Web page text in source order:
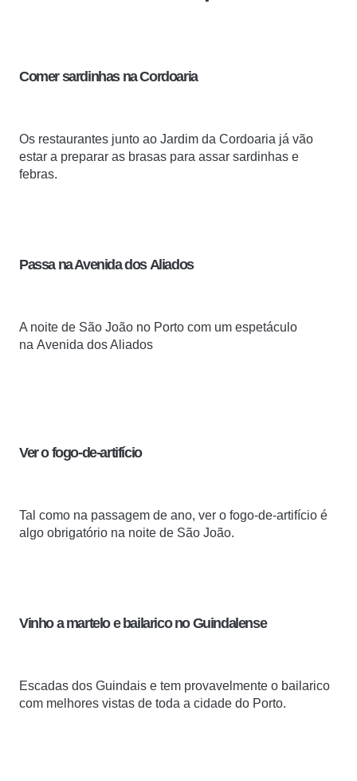
Comer sardinhas na Cordoaria
Os restaurantes junto ao Jardim da Cordoaria já vão
estar a preparar as brasas para assar sardinhas e
febras.
Passa na Avenida dos Aliados
A noite de São João no Porto com um espetáculo
na Avenida dos Aliados
Ver o fogo-de-artifício
Tal como na passagem de ano, ver o fogo-de-artifício é
algo obrigatório na noite de São João.
Vinho a martelo e bailarico no Guindalense
Escadas dos Guindais e tem provavelmente o bailarico
com melhores vistas de toda a cidade do Porto.